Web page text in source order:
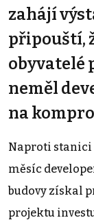
zahájí
připouští,
obyvatelé
neměl
na
Naproti stanici
měsíc
budovy získal
projektu